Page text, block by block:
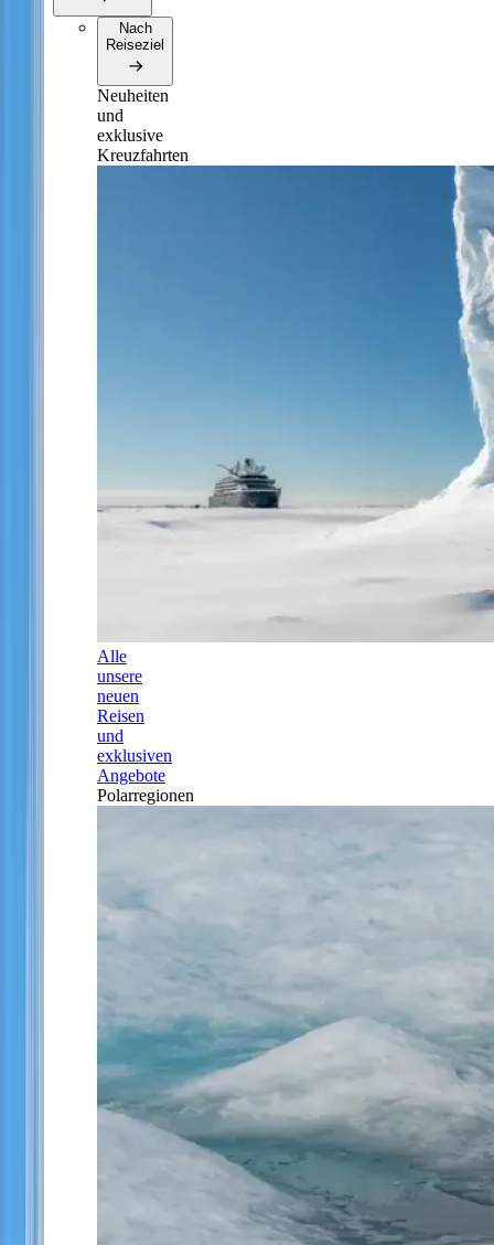
Nach
Reiseziel
Neuheiten
und
exklusive
Kreuzfahrten
Alle
unsere
neuen
Reisen
und
exklusiven
Angebote
Polarregionen